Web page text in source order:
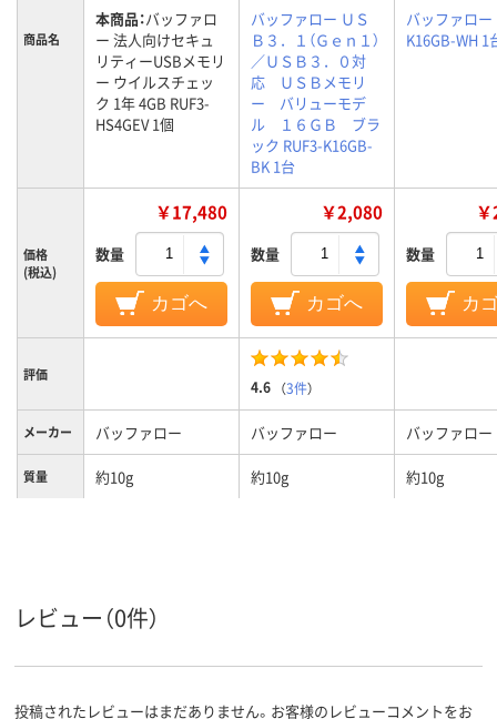
商品名
本商品：バッファロ
ー 法人向けセキュ
リティーUSBメモリ
ー ウイルスチェッ
ク 1年 4GB RUF3-
HS4GEV 1個
バッファロー ＵＳ
Ｂ３．１（Ｇｅｎ１）
／ＵＳＢ３．０対
応 ＵＳＢメモリ
ー バリューモデ
ル １６ＧＢ ブラ
ック RUF3-K16GB-
BK 1台
バッファロー
K16GB-WH 1
価格
(税込)
￥17,480
数量
カゴへ
￥2,080
数量
カゴへ
数量
カ
評価
4.6 （3件）
メーカー バッファロー バッファロー バッファロー
質量 約10g 約10g 約10g
レビュー（0件）
投稿されたレビューはまだありません。お客様のレビューコメントをお